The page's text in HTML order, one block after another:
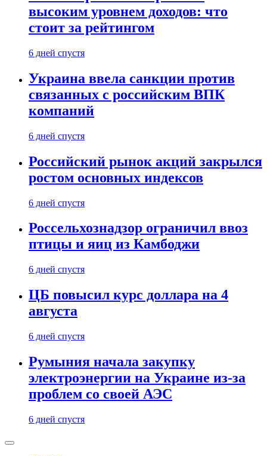
высоким уровнем доходов: что
стоит за рейтингом
6 дней спустя
Украина ввела санкции против
связанных с российским ВПК
компаний
6 дней спустя
Российский рынок акций закрылся
ростом основных индексов
6 дней спустя
Россельхознадзор ограничил ввоз
птицы и яиц из Камбоджи
6 дней спустя
ЦБ повысил курс доллара на 4
августа
6 дней спустя
Румыния начала закупку
электроэнергии на Украине из-за
проблем со своей АЭС
6 дней спустя